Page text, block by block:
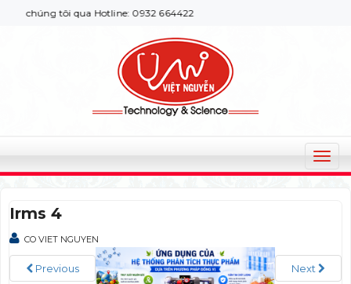
chúng tôi qua Hotline: 0932 664422
T
o
n
a
Irms 4
CO VIET NGUYEN
Previous Next